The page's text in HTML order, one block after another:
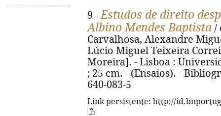
9 -Estudos de direito
Albino Mendes Baptista /
Carvalhosa, Alexandre
Lúcio Miguel Teixeira
Moreira]. - Lisboa :
; 25 cm. - (Ensaios). -
640-083-5
Link persistente: http://